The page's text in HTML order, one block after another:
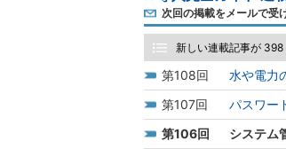
次回の掲載をメールで受
新しい連載記事が 398
108
水や電力
107
パスワー
106
システム